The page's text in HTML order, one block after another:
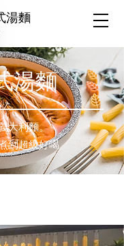
湯麵
湯麵
大利麵。
到超級好喝